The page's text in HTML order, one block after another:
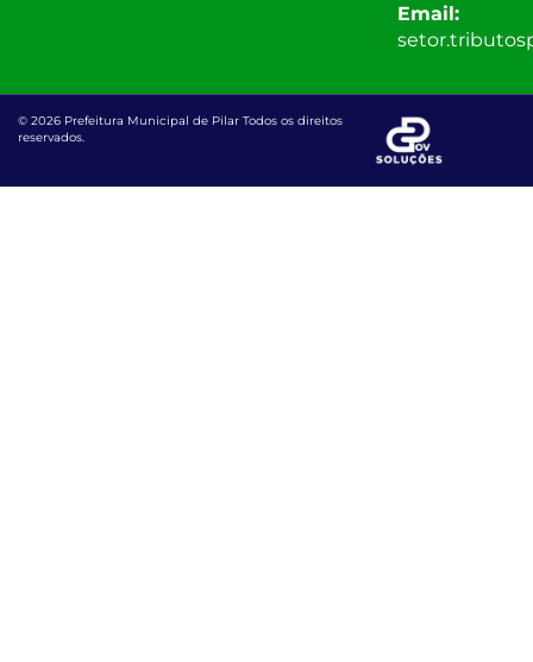
Email:
© 2026 Prefeitura Municipal de Pilar Todos os direitos
reservados.